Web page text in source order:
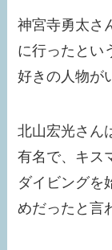
神宮寺勇太さ
に行ったとい
好きの人物が
北山宏光さん
有名で、キス
ダイビングを
めだったと言